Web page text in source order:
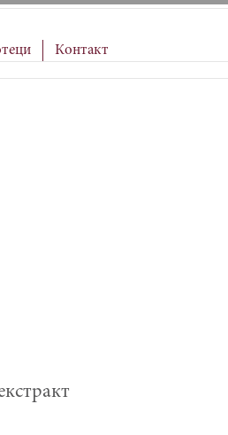
Контакт